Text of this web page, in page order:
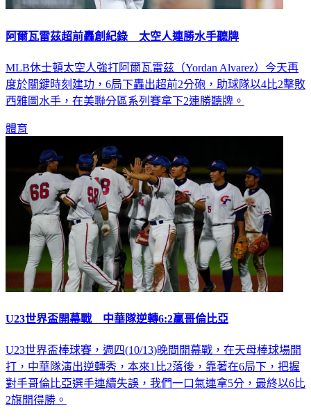
阿爾瓦雷茲超前轟創紀錄 太空人連勝水手聽牌
MLB休士頓太空人強打阿爾瓦雷茲（Yordan Alvarez）今天再
度於關鍵時刻建功，6局下轟出超前2分砲，助球隊以4比2擊敗
西雅圖水手，在美聯分區系列賽拿下2連勝聽牌。
體育
U23世界盃開幕戰 中華隊逆轉6:2贏哥倫比亞
U23世界盃棒球賽，週四(10/13)晚間開幕戰，在天母棒球場開
打，中華隊演出逆轉秀，本來1比2落後，靠著在6局下，把握
對手哥倫比亞選手連續失誤，我們一口氣連拿5分，最終以6比
2旗開得勝。